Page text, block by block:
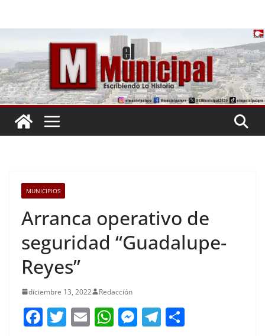
MUNICIPIOS
Arranca operativo de
seguridad “Guadalupe-
Reyes”
diciembre 13, 2022 Redacción
F T E W M T